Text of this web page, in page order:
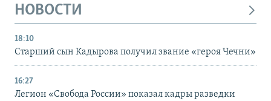
НОВОСТИ
18:10
Старший сын Кадырова получил звание «героя Чечни»
16:27
Легион «Свобода России» показал кадры разведки